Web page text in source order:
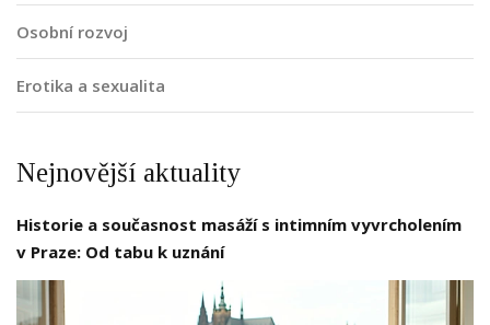
Osobní rozvoj
Erotika a sexualita
Nejnovější aktuality
Historie a současnost masáží s intimním vyvrcholením
v Praze: Od tabu k uznání